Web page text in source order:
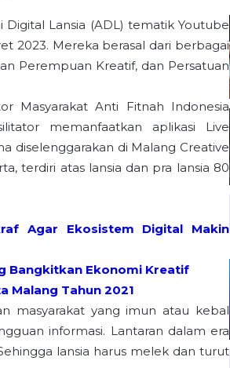
Lansia (ADL) tematik Youtube
2023. Mereka berasal dari berbagai
Perempuan Kreatif, dan Persatuan
Masyarakat Anti Fitnah Indonesia
memanfaatkan aplikasi Live
diselenggarakan di Malang Creative
terdiri atas lansia dan pra lansia 80
Agar Ekosistem Digital Makin
Bangkitkan Ekonomi Kreatif
Malang Tahun 2021
masyarakat yang imun atau kebal
informasi. Lantaran dalam era
lansia harus melek dan turut